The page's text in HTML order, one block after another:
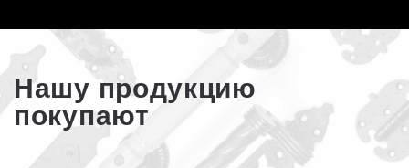
Нашу продукцию
покупают